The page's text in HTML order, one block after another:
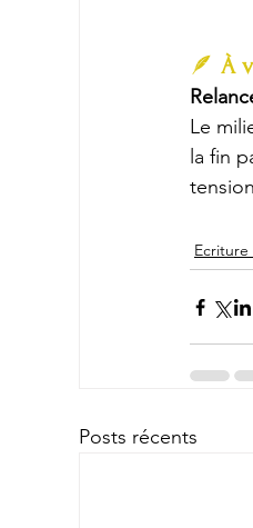
🪶 À
Le
la fin
Ecriture
Posts récents